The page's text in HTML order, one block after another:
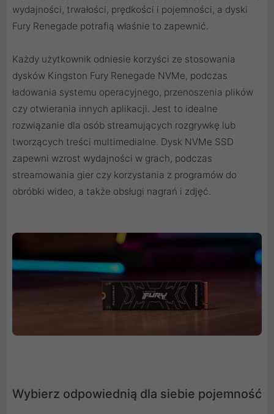
wydajności, trwałości, prędkości i pojemności, a dyski
Fury Renegade potrafią właśnie to zapewnić.
Każdy użytkownik odniesie korzyści ze stosowania
dysków Kingston Fury Renegade NVMe, podczas
ładowania systemu operacyjnego, przenoszenia plików
czy otwierania innych aplikacji. Jest to idealne
rozwiązanie dla osób streamujących rozgrywkę lub
tworzących treści multimedialne. Dysk NVMe SSD
zapewni wzrost wydajności w grach, podczas
streamowania gier czy korzystania z programów do
obróbki wideo, a także obsługi nagrań i zdjęć.
Wybierz odpowiednią dla siebie pojemność